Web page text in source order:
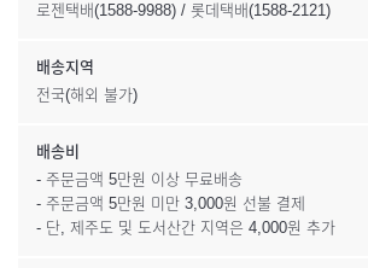
로젠택배(1588-9988) / 롯데택배(1588-2121)
배송지역
전국(해외 불가)
배송비
- 주문금액 5만원 이상 무료배송
- 주문금액 5만원 미만 3,000원 선불 결제
- 단, 제주도 및 도서산간 지역은 4,000원 추가